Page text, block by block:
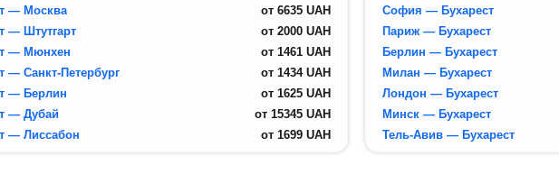
— Москва
от 6635 UAH
— Штутгарт
от 2000 UAH
— Мюнхен
от 1461 UAH
— Санкт-Петербург
от 1434 UAH
— Берлин
от 1625 UAH
— Дубай
от 15345 UAH
— Лиссабон
от 1699 UAH
София — Бухарест
Париж — Бухарест
Берлин — Бухарест
Милан — Бухарест
Лондон — Бухарест
Минск — Бухарест
Тель-Авив — Бухарест